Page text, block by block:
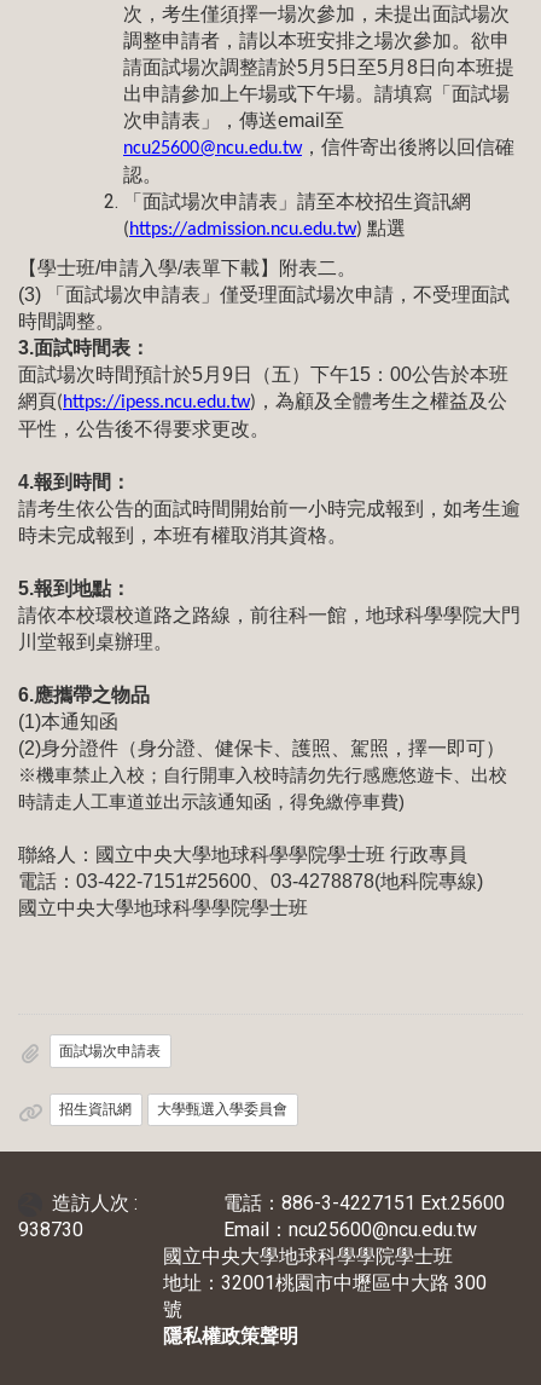
次，考生僅須擇一場次參加，未提出面試場次
調整申請者，請以本班安排之場次參加。欲申
請面試場次調整請於5月5日至5月8日向本班提
出申請參加上午場或下午場。請填寫「面試場
次申請表」，傳送email至
ncu25600@ncu.edu.tw，信件寄出後將以回信確
認。
「面試場次申請表」請至本校招生資訊網
(https://admission.ncu.edu.tw) 點選
【學士班/申請入學/表單下載】附表二。
(3)
「面試場次申請表」僅受理面試場次申請，不受理面試
時間調整。
3.面試時間表：
面試場次時間預計於5月9日（五）下午15：00公告於本班
網頁(https://ipess.ncu.edu.tw) ，為顧及全體考生之權益及公
平性，公告後不得要求更改。
4.報到時間：
請考生依公告的面試時間開始前一小時完成報到，如考生逾
時未完成報到，本班有權取消其資格。
5.報到地點：
請依本校環校道路之路線，前往科一館，地球科學學院大門
川堂報到桌辦理。
6.應攜帶之物品
(1)本通知函
(2)身分證件（身分證、健保卡、護照、駕照 ，擇一即可）
※機車禁止入校；自行開車入校時請勿先行感應悠遊卡、出校
時請走人工車道並出示該通知函，得免繳停車費)
聯絡人：國立中央大學地球科學學院學士班 行政專員
電話：03-422-7151#25600、03-4278878(地科院專線)
國立中央大學地球科學學院學士班
面試場次申請表
招生資訊網 大學甄選入學委員會
電話：886-3-4227151 Ext.25600
Email：ncu25600@ncu.edu.tw
國立中央大學地球科學學院學士班
地址：32001桃園市中壢區中大路 300
號
隱私權政策聲明
造訪人次 :
938730